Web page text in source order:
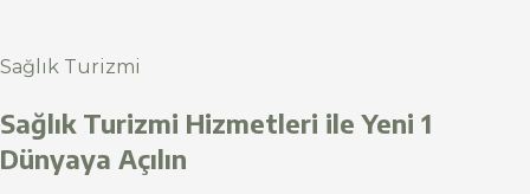
Sağlık Turizmi
Sağlık Turizmi Hizmetleri ile Yeni 1
Dünyaya Açılın